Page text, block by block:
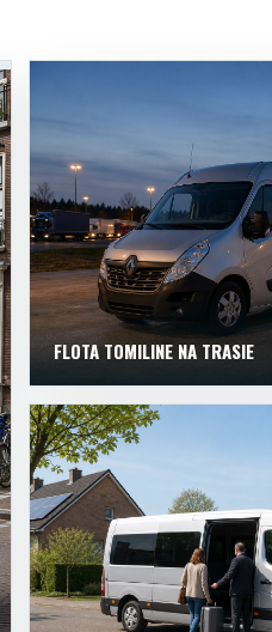
FLOTA TOMILINE NA TRASIE